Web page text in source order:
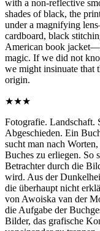
with a non-reflective
shades of black, the
under a magnifying
cardboard, black
American book
magic. If we did not
we might insinuate that
origin.
★★★
Fotografie. Landschaft.
Abgeschieden. Ein
sucht man nach
Buches zu erliegen. So
Betrachter durch die
wird. Aus der
die überhaupt nicht
von Awoiska van der
die Aufgabe der
Bilder, das grafische